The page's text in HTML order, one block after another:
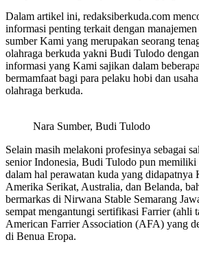
Dalam artikel ini, redaksiberkuda.com
informasi penting terkait dengan
sumber Kami yang merupakan seorang
olahraga berkuda yakni Budi Tulodo dengan
informasi yang Kami sajikan dalam
bermamfaat bagi para pelaku hobi dan
olahraga berkuda.
Nara Sumber, Budi Tulodo
Selain masih melakoni profesinya sebagai
senior Indonesia, Budi Tulodo pun memiliki
dalam hal perawatan kuda yang
Amerika Serikat, Australia, dan Belanda,
bermarkas di Nirwana Stable Semarang
sempat mengantungi sertifikasi Farrier (ahli
American Farrier Association (AFA) yang
di Benua Eropa.